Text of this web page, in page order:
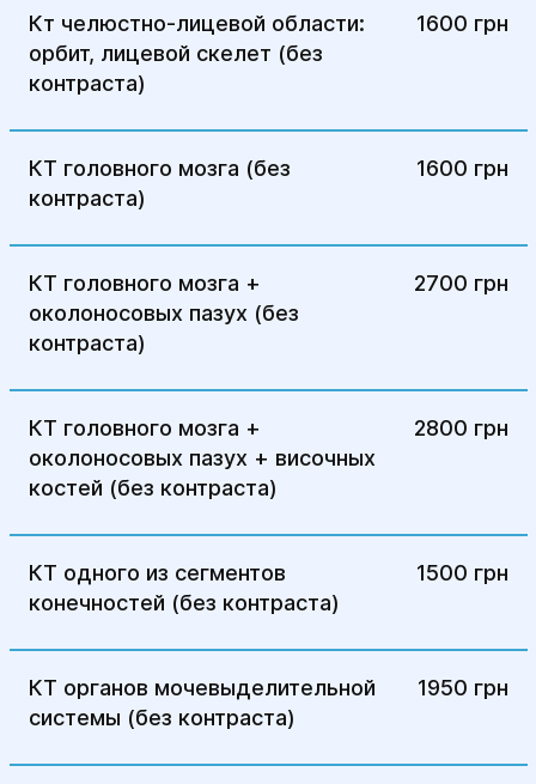
Кт челюстно-лицевой области:
орбит, лицевой скелет (без
контраста)
1600 грн
КТ головного мозга (без
контраста)
1600 грн
КТ головного мозга +
околоносовых пазух (без
контраста)
2700 грн
КТ головного мозга +
околоносовых пазух + височных
костей (без контраста)
2800 грн
КТ одного из сегментов
конечностей (без контраста)
1500 грн
КТ органов мочевыделительной
системы (без контраста)
1950 грн